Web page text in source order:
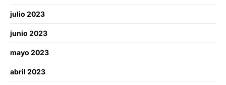
julio 2023
junio 2023
mayo 2023
abril 2023